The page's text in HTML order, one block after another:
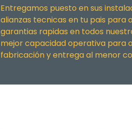
Entregamos puesto en sus
alianzas tecnicas en tu pais
garantias rapidas en todos
mejor capacidad operativa para
fabricación y entrega al menor